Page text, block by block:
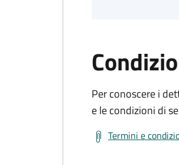
Per conoscere i
e le condizioni di
Termini e